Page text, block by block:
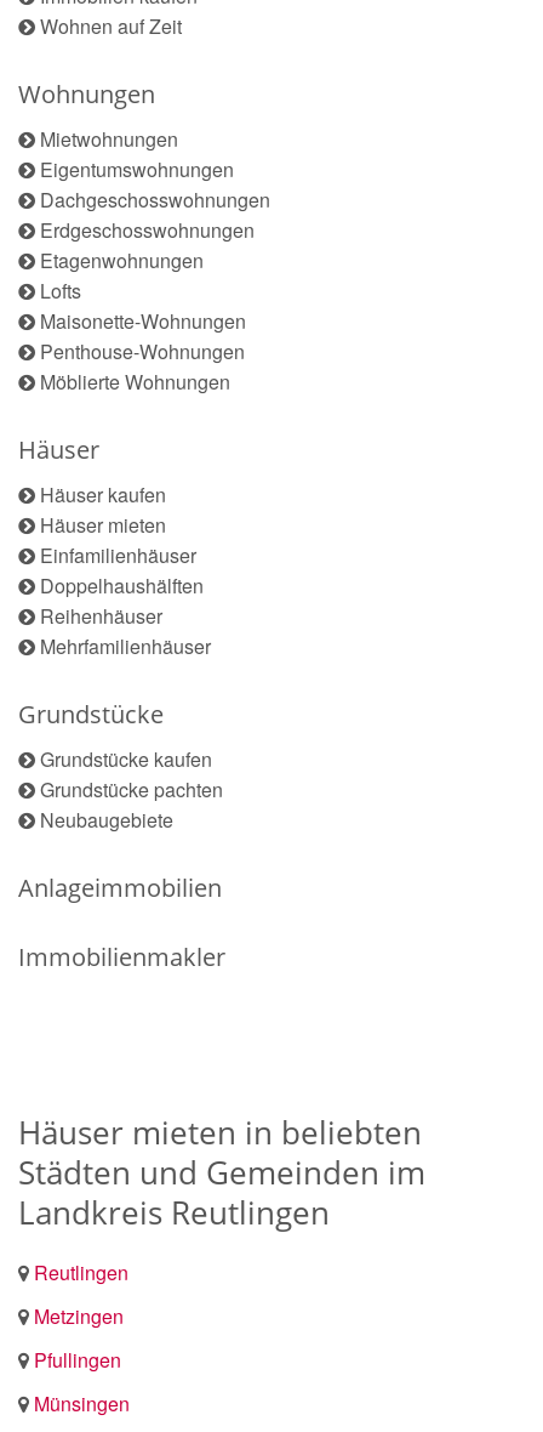
Wohnen auf Zeit
Wohnungen
Mietwohnungen
Eigentumswohnungen
Dachgeschosswohnungen
Erdgeschosswohnungen
Etagenwohnungen
Lofts
Maisonette-Wohnungen
Penthouse-Wohnungen
Möblierte Wohnungen
Häuser
Häuser kaufen
Häuser mieten
Einfamilienhäuser
Doppelhaushälften
Reihenhäuser
Mehrfamilienhäuser
Grundstücke
Grundstücke kaufen
Grundstücke pachten
Neubaugebiete
Anlageimmobilien
Immobilienmakler
Häuser mieten in beliebten
Städten und Gemeinden im
Landkreis Reutlingen
Reutlingen
Metzingen
Pfullingen
Münsingen